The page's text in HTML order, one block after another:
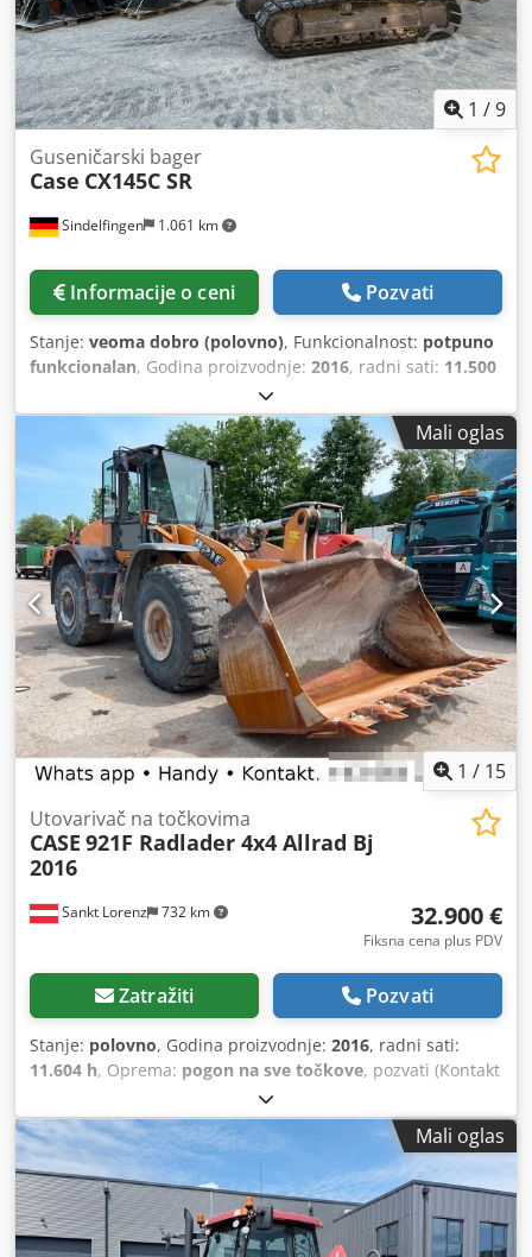
1 /9
Sindelfingen 1.061 km
Guseničarski bager
Case CX145C SR
Informacije o ceni Pozvati
Stanje: veoma dobro (polovno), Funkcionalnost: potpuno
funkcionalan, Godina proizvodnje: 2016, radni sati: 11.500
, * 11.500 радних сати Codpfx Amey Rm H Es Ajha *
Радна тежина 15.700 kg * Снага мотора 77 kW * Roadliner
* Хидраулични брзи спој * Клима уређај
Mali oglas
1 / 15
Sankt Lorenz 732 km
Utovarivač na točkovima
CASE 921F Radlader 4x4 Allrad Bj
2016
32.900 €
Fiksna cena plus PDV
Zatražiti Pozvati
Stanje: polovno, Godina proizvodnje: 2016, radni sati:
11.604 h, Oprema: pogon na sve točkove, pozvati (Kontakt
· Telefon · Mobilni · WhatsApp) * Case 921F točkaš 4x4
pogon na sve točkove * Grejanje / Klima uređaj * Godina
proizvodnje: 2016 * Šasija: FNH921F1NGHE12139 * Kw: 190
* Sopstvena težina: 19.680 kg * Ukupna težina: 21.600 kg *
Radnih sati: 11.604 * Dostupno 3 komada * Cena na upit *
Sve informacije bez garancije Cjdpfx Aekq Amfjm Ajha
Mali oglas